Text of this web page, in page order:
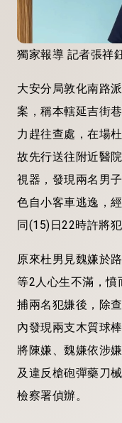
獨家報導 記者張祥
大安分局敦化南路
案，稱本轄延吉街
力趕往查處，在場
故先行送往附近醫
視器，發現兩名男
色自小客車逃逸，
同(15)日22時許將
原來杜男見魏嫌於
等2人心生不滿，憤
捕兩名犯嫌後，除
內發現兩支木質球
將陳嫌、魏嫌依涉
及違反槍砲彈藥刀
檢察署偵辦。